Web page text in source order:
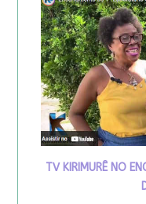
TV KIRIMURÊ NO